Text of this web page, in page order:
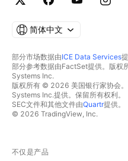
简体中文
部分市场数据由ICE Data Services
部分参考数据由FactSet提供。版
Systems Inc.
版权所有 © 2026 美国银行家协会
Systems Inc.提供。保留所有权利。
SEC文件和其他文件由Quartr提供。
© 2026 TradingView, Inc.
不仅是产品